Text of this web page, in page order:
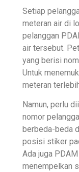
Setiap
meteran air di
pelanggan
air tersebut.
yang berisi
Untuk
meteran
Namun, perlu
nomor
berbeda-beda
posisi stiker
Ada juga
menempelkan